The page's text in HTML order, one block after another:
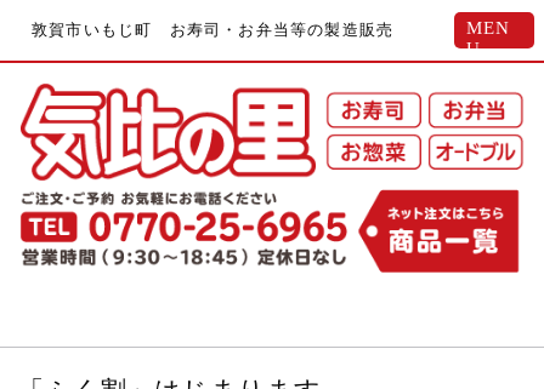
敦賀市いもじ町 お寿司・お弁当等の製造販売
MEN
U